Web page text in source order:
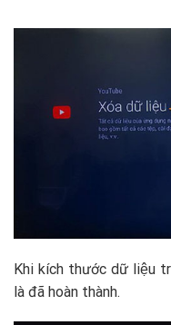
Khi kích thước dữ liệu
là đã hoàn thành.